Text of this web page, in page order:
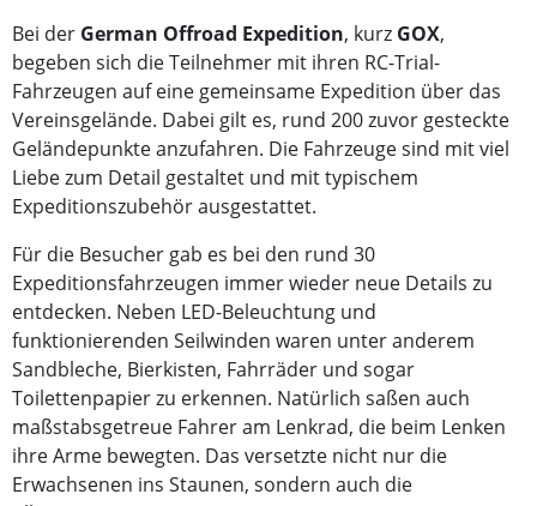
Bei der German Offroad Expedition, kurz GOX,
begeben sich die Teilnehmer mit ihren RC-Trial-
Fahrzeugen auf eine gemeinsame Expedition über das
Vereinsgelände. Dabei gilt es, rund 200 zuvor gesteckte
Geländepunkte anzufahren. Die Fahrzeuge sind mit viel
Liebe zum Detail gestaltet und mit typischem
Expeditionszubehör ausgestattet.
Für die Besucher gab es bei den rund 30
Expeditionsfahrzeugen immer wieder neue Details zu
entdecken. Neben LED-Beleuchtung und
funktionierenden Seilwinden waren unter anderem
Sandbleche, Bierkisten, Fahrräder und sogar
Toilettenpapier zu erkennen. Natürlich saßen auch
maßstabsgetreue Fahrer am Lenkrad, die beim Lenken
ihre Arme bewegten. Das versetzte nicht nur die
Erwachsenen ins Staunen, sondern auch die